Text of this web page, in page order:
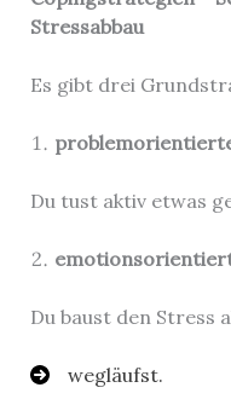
Stressabbau
Es gibt drei
Du tust aktiv etwas
Du baust den Stress
wegläufst.